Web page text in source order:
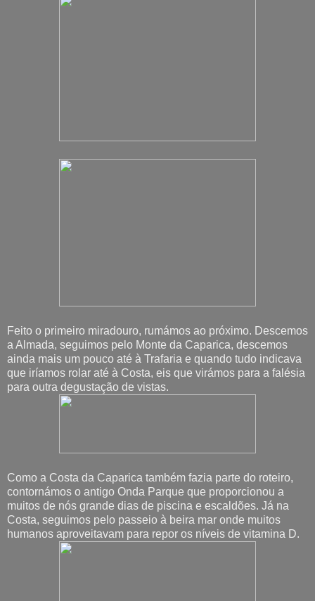
Feito o primeiro miradouro, rumámos ao próximo. Descemos
a Almada, seguimos pelo Monte da Caparica, descemos
ainda mais um pouco até à Trafaria e quando tudo indicava
que iríamos rolar até à Costa, eis que virámos para a falésia
para outra degustação de vistas.
Como a Costa da Caparica também fazia parte do roteiro,
contornámos o antigo Onda Parque que proporcionou a
muitos de nós grande dias de piscina e escaldões. Já na
Costa, seguimos pelo passeio à beira mar onde muitos
humanos aproveitavam para repor os níveis de vitamina D.